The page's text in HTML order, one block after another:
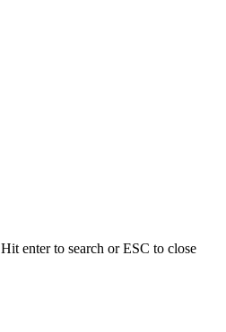
Hit enter to search or ESC to close